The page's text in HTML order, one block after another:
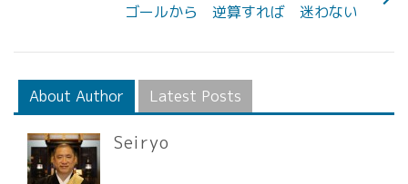
ゴールから 逆算すれば 迷わない
About Author Latest Posts
Seiryo